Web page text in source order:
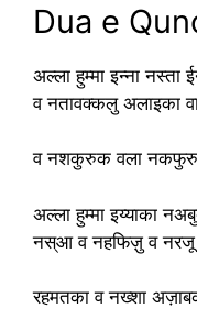
Dua e
अल्ला हुम्मा इन्ना
व नतावक्कलु अलाइका
व नशकुरुक वला
अल्ला हुम्मा इय्याका
नस्आ व नहफिज़ु व नरजू
रहमतका व नख्शा